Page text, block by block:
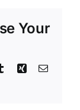
Your
TumblrXing Email